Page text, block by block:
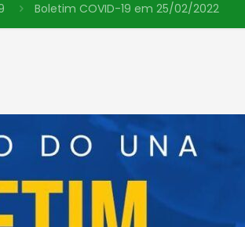
Boletim COVID-19 em 25/02/2022